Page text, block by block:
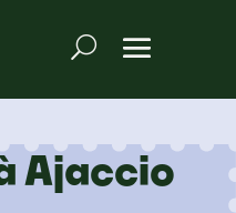
Ajaccio